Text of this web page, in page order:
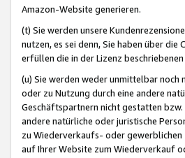
Amazon-Website generieren.
(t) Sie werden unsere
nutzen, es sei denn, Sie haben über
erfüllen die in der Lizenz
(u) Sie werden weder unmittelbar
oder zu Nutzung durch eine andere
Geschäftspartnern nicht gestatten
andere natürliche oder juristische
zu Wiederverkaufs- oder
auf Ihrer Website zum Wiederverkauf